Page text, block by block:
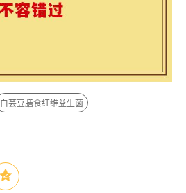
白芸豆膳食红维益生菌